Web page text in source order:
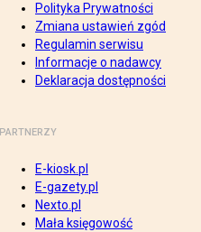
Polityka Prywatności
Zmiana ustawień zgód
Regulamin serwisu
Informacje o nadawcy
Deklaracja dostępności
PARTNERZY
E-kiosk.pl
E-gazety.pl
Nexto.pl
Mała księgowość